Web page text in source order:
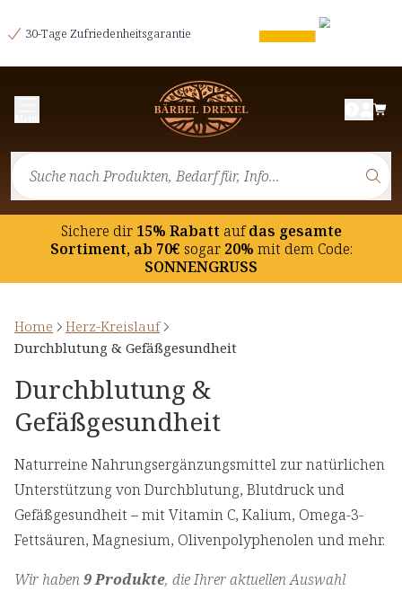
30-Tage Zufriedenheitsgarantie
Sichere dir15% Rabatt aufdas gesamte
Sortiment, ab 70€ sogar20% mit dem Code:
SONNENGRUSS
Home
Herz-Kreislauf
Durchblutung & Gefäßgesundheit
Durchblutung &
Gefäßgesundheit
Naturreine Nahrungsergänzungsmittel zur natürlichen
Unterstützung von Durchblutung, Blutdruck und
Gefäßgesundheit – mit Vitamin C, Kalium, Omega-3-
Fettsäuren, Magnesium, Olivenpolyphenolen und mehr.
Wir haben9 Produkte, die Ihrer aktuellen Auswahl